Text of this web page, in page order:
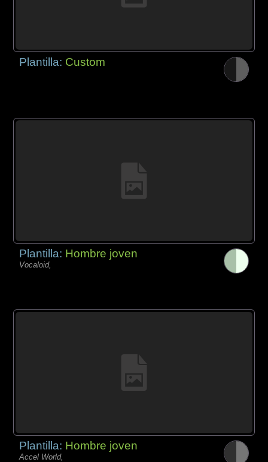
Plantilla: Custom
Plantilla: Hombre joven
Vocaloid,
Plantilla: Hombre joven
Accel World,